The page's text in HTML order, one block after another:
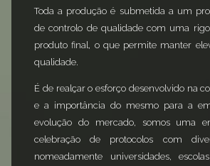
Toda a produção é submetida a um
de controlo de qualidade com uma
produto final, o que permite manter
qualidade.
É de realçar o esforço desenvolvido na
e a importância do mesmo para a
evolução do mercado, somos uma
celebração de protocolos com
nomeadamente universidades,